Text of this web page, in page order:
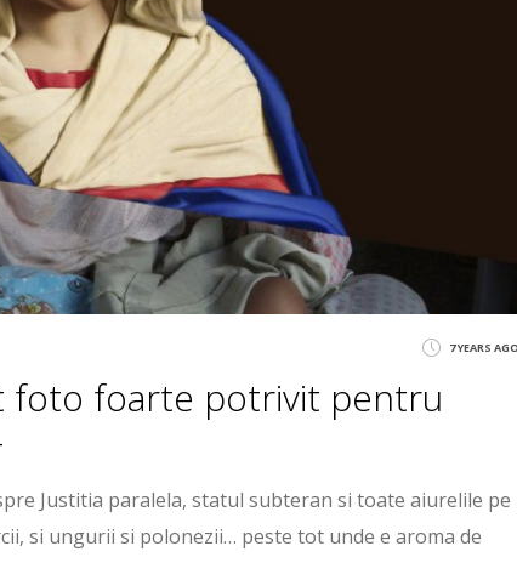
7 YEARS AGO
foto foarte potrivit pentru
Justitia paralela, statul subteran si toate aiurelile pe
si ungurii si polonezii… peste tot unde e aroma de